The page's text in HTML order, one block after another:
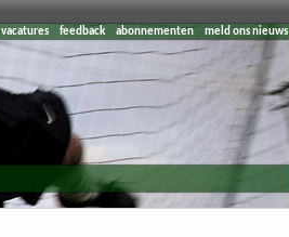
vacatures feedback abonnementen meld ons nieuws